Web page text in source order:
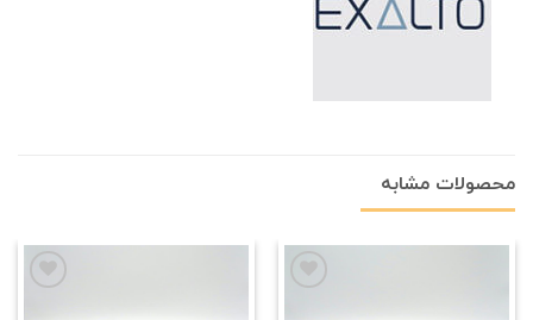
محصولات مشابه